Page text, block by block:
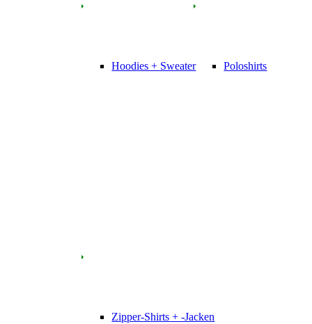
Hoodies + Sweater Poloshirts
Zipper-Shirts + -Jacken